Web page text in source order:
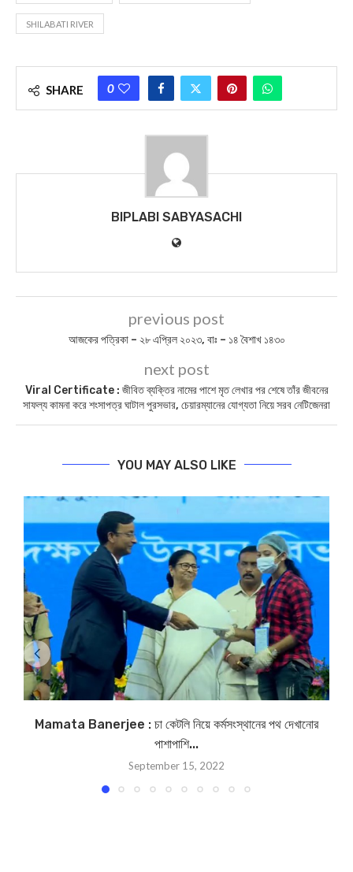
SHILABATI RIVER
SHARE 0
BIPLABI SABYASACHI
previous post
আজকের পত্রিকা – ২৮ এপ্রিল ২০২৩, বাঃ – ১৪ বৈশাখ ১৪৩০
next post
Viral Certificate : জীবিত ব্যক্তির নামের পাশে মৃত লেখার পর শেষে তাঁর জীবনের
সাফল্য কামনা করে শংসাপত্র ঘাটাল পুরসভার, চেয়ারম্যানের যোগ্যতা নিয়ে সরব নেটিজেনরা
YOU MAY ALSO LIKE
Mamata Banerjee : চা কেটলি নিয়ে কর্মসংস্থানের পথ দেখানোর
পাশাপাশি...
September 15, 2022